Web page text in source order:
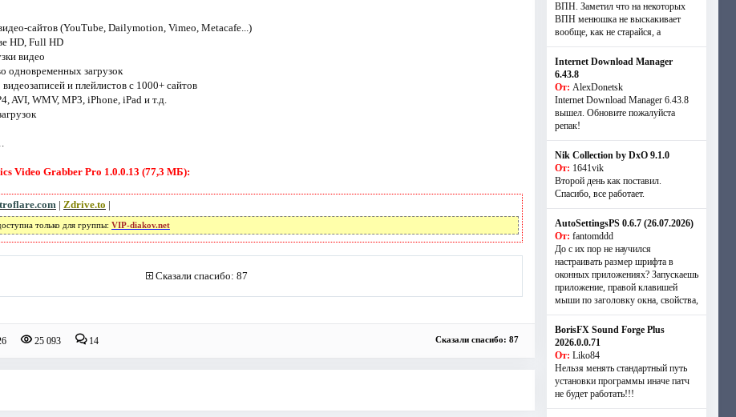
сайтов (YouTube, Dailymotion, Vimeo, Metacafe...)
HD, Full HD
видео
одновременных загрузок
и плейлистов с 1000+ сайтов
AVI, WMV, MP3, iPhone, iPad и т.д.
Video Grabber Pro 1.0.0.13 (77,3 МБ):
| Zdrive.to |
только для группы: VIP-diakov.net
Сказали спасибо: 87
25 093 14 Сказали спасибо: 87
ВПН. Заметил что на некоторых
ВПН менюшка не выскакивает
вообще, как не старайся, а
Internet Download Manager
6.43.8
От: AlexDonetsk
Internet Download Manager 6.43.8
вышел. Обновите пожалуйста
репак!
Nik Collection by DxO 9.1.0
От: 1641vik
Второй день как поставил.
Спасибо, все работает.
AutoSettingsPS 0.6.7 (26.07.2026)
От: fantomddd
До с их пор не научился
настраивать размер шрифта в
оконных приложениях? Запускаешь
приложение, правой клавишей
мыши по заголовку окна, свойства,
BorisFX Sound Forge Plus
2026.0.0.71
От: Liko84
Нельзя менять стандартный путь
установки программы иначе патч
не будет работать!!!